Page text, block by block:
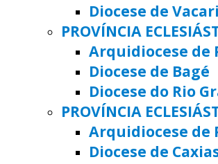
Diocese de
PROVÍNCIA
Arquidiocese de
Diocese de Bagé
Diocese do Rio
PROVÍNCIA
Arquidiocese de
Diocese de